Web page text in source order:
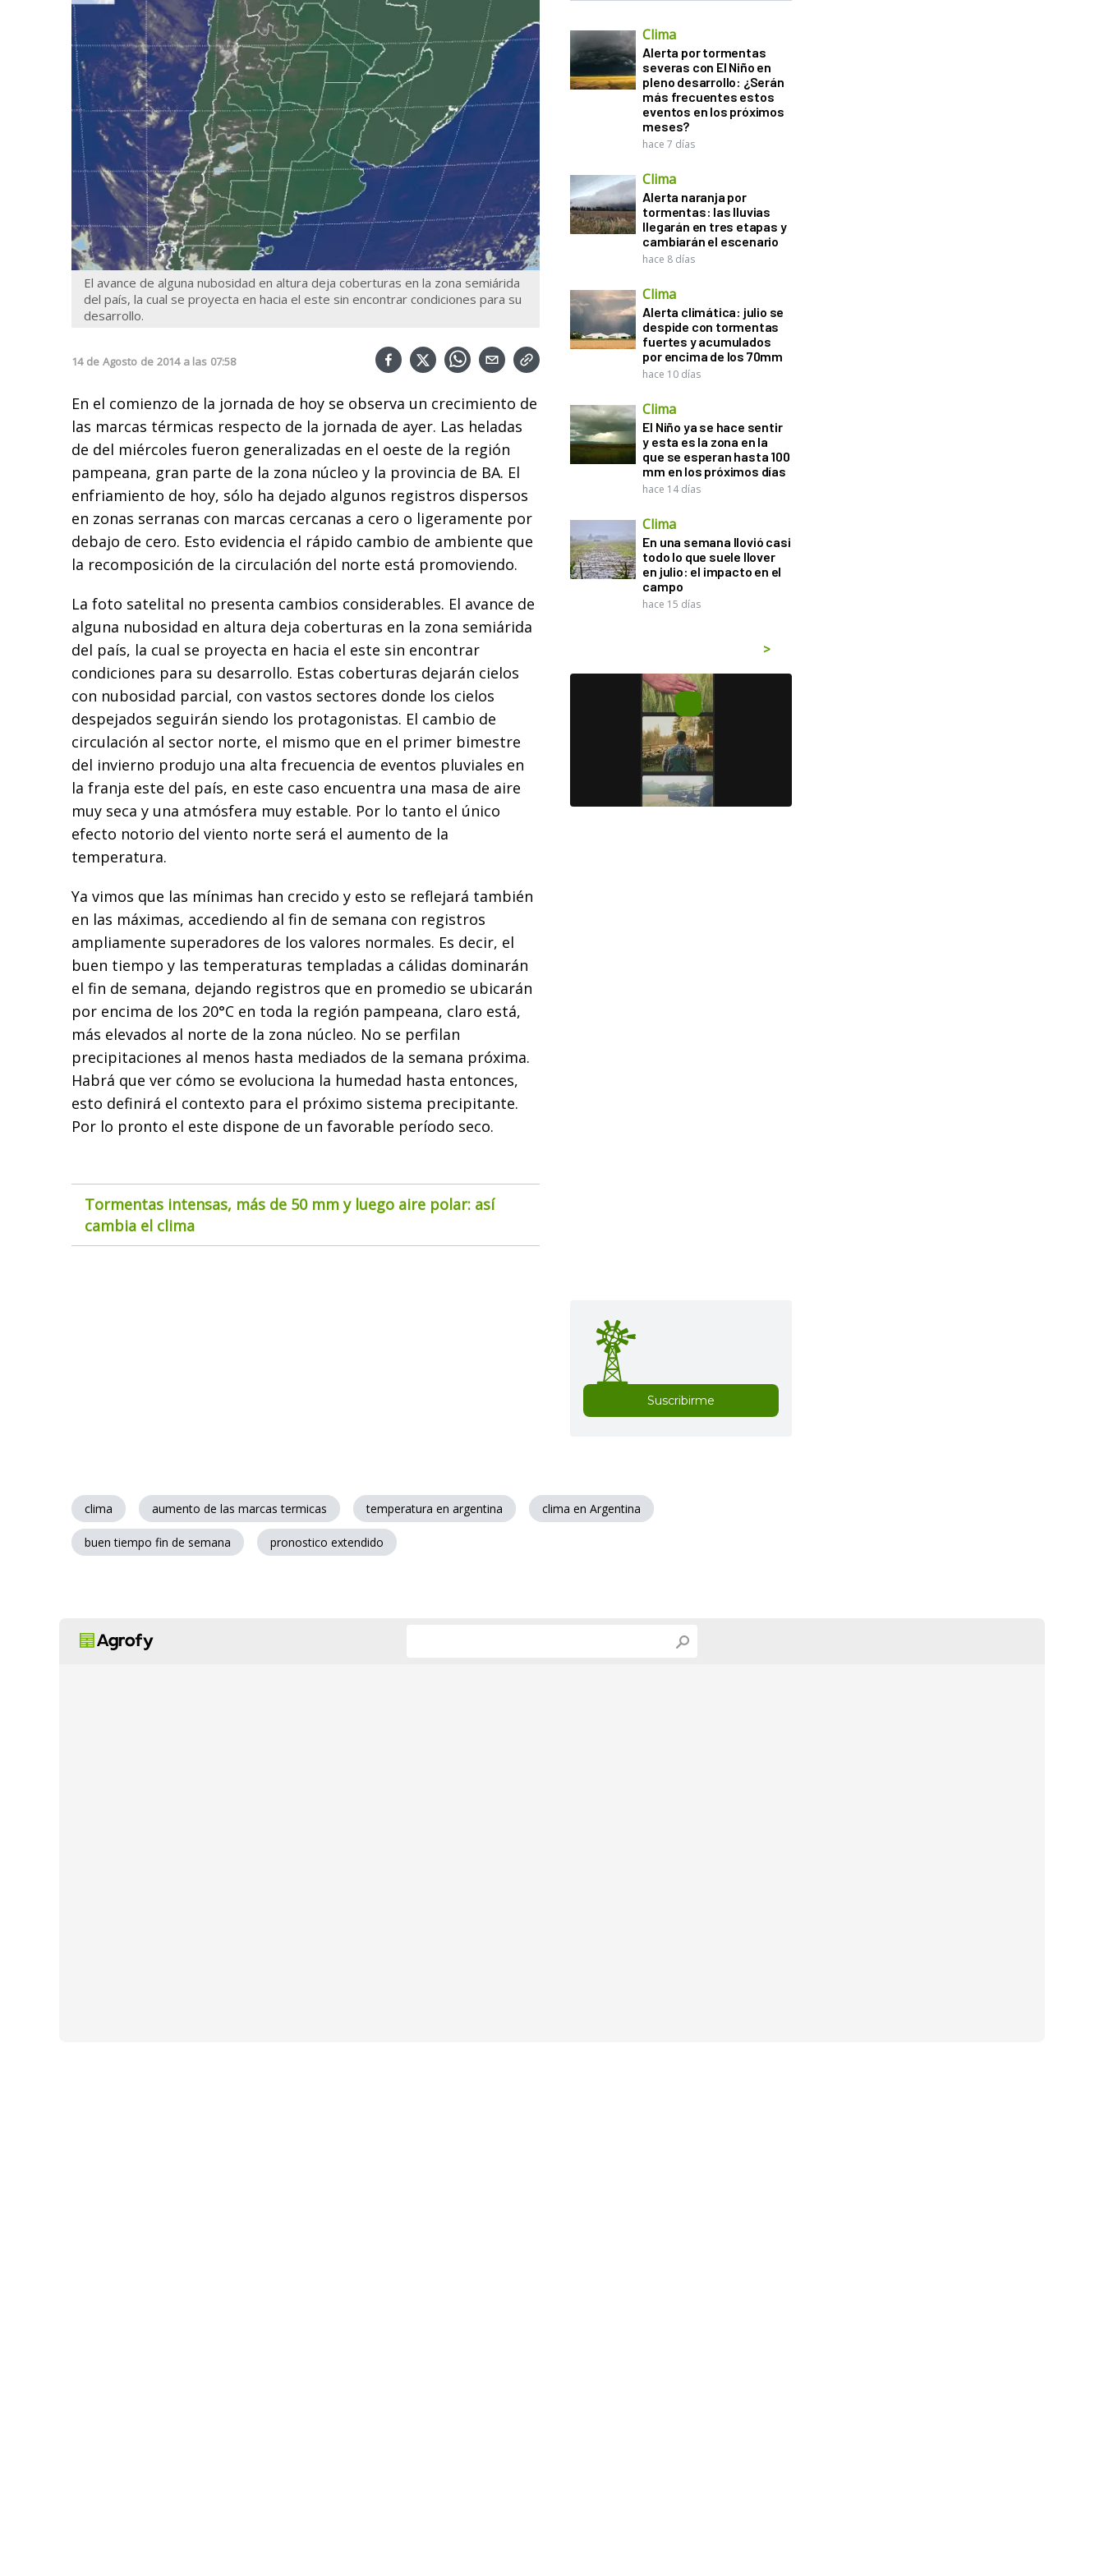
El avance de alguna nubosidad en altura deja coberturas en la zona semiárida
del país, la cual se proyecta en hacia el este sin encontrar condiciones para su
desarrollo.
14 de Agosto de 2014 a las 07:58
En el comienzo de la jornada de hoy se observa un crecimiento de
las marcas térmicas respecto de la jornada de ayer. Las heladas
de del miércoles fueron generalizadas en el oeste de la región
pampeana, gran parte de la zona núcleo y la provincia de BA. El
enfriamiento de hoy, sólo ha dejado algunos registros dispersos
en zonas serranas con marcas cercanas a cero o ligeramente por
debajo de cero. Esto evidencia el rápido cambio de ambiente que
la recomposición de la circulación del norte está promoviendo.
La foto satelital no presenta cambios considerables. El avance de
alguna nubosidad en altura deja coberturas en la zona semiárida
del país, la cual se proyecta en hacia el este sin encontrar
condiciones para su desarrollo. Estas coberturas dejarán cielos
con nubosidad parcial, con vastos sectores donde los cielos
despejados seguirán siendo los protagonistas. El cambio de
circulación al sector norte, el mismo que en el primer bimestre
del invierno produjo una alta frecuencia de eventos pluviales en
la franja este del país, en este caso encuentra una masa de aire
muy seca y una atmósfera muy estable. Por lo tanto el único
efecto notorio del viento norte será el aumento de la
temperatura.
Ya vimos que las mínimas han crecido y esto se reflejará también
en las máximas, accediendo al fin de semana con registros
ampliamente superadores de los valores normales. Es decir, el
buen tiempo y las temperaturas templadas a cálidas dominarán
el fin de semana, dejando registros que en promedio se ubicarán
por encima de los 20°C en toda la región pampeana, claro está,
más elevados al norte de la zona núcleo. No se perfilan
precipitaciones al menos hasta mediados de la semana próxima.
Habrá que ver cómo se evoluciona la humedad hasta entonces,
esto definirá el contexto para el próximo sistema precipitante.
Por lo pronto el este dispone de un favorable período seco.
Tormentas intensas, más de 50 mm y luego aire polar: así
cambia el clima
Clima
Alerta por tormentas
severas con El Niño en
pleno desarrollo: ¿Serán
más frecuentes estos
eventos en los próximos
meses?
hace 7 días
Clima
Alerta naranja por
tormentas: las lluvias
llegarán en tres etapas y
cambiarán el escenario
hace 8 días
Clima
Alerta climática: julio se
despide con tormentas
fuertes y acumulados
por encima de los 70mm
hace 10 días
Clima
El Niño ya se hace sentir
y esta es la zona en la
que se esperan hasta 100
mm en los próximos días
hace 14 días
Clima
En una semana llovió casi
todo lo que suele llover
en julio: el impacto en el
campo
hace 15 días
>
Suscribirme
clima aumento de las marcas termicas temperatura en argentina clima en Argentina
buen tiempo fin de semana pronostico extendido